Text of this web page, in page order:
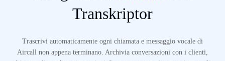
Transkriptor
Trascrivi automaticamente ogni chiamata e messaggio vocale di
Aircall non appena terminano. Archivia conversazioni con i clienti,